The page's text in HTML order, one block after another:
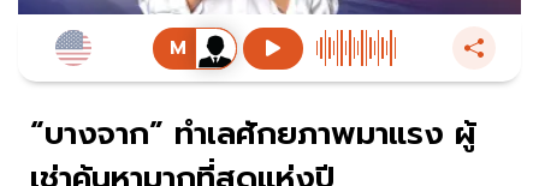
“บางจาก” ทำเลศักยภาพมาแรง ผู้